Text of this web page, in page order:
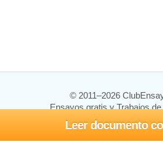
Leer documento
© 2011–2026
Ensayos gratis y Trabajos